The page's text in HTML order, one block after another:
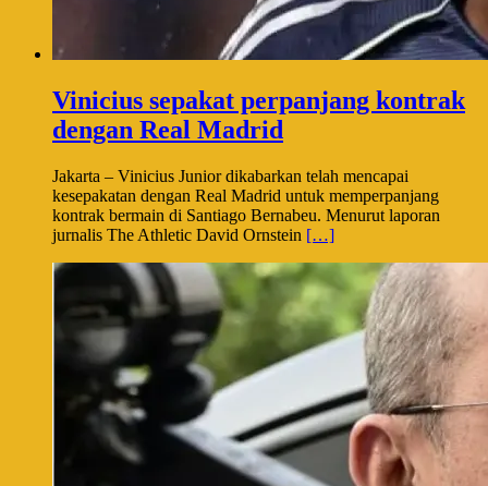
Vinicius sepakat perpanjang kontrak
dengan Real Madrid
Jakarta – Vinicius Junior dikabarkan telah mencapai
kesepakatan dengan Real Madrid untuk memperpanjang
kontrak bermain di Santiago Bernabeu. Menurut laporan
jurnalis The Athletic David Ornstein […]